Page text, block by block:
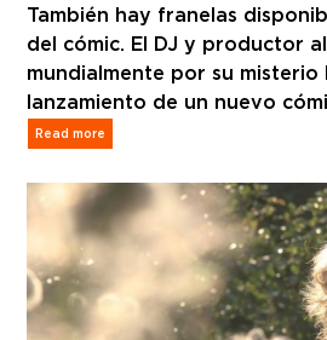
También hay franelas
del cómic. El DJ y productor
mundialmente por su misterio
lanzamiento de un nuevo
Read more